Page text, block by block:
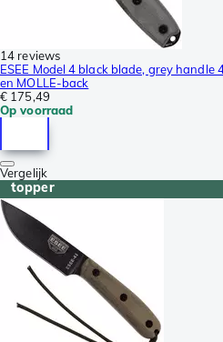
14 reviews
ESEE Model 4 black blade, grey handle
en MOLLE-back
€ 175,49
Op voorraad
Vergelijk
topper